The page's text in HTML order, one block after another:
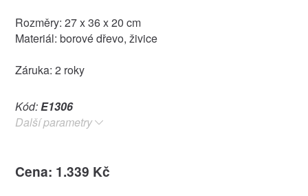
Rozměry: 27 x 36 x 20 cm
Materiál: borové dřevo, živice
Záruka: 2 roky
Kód:E1306
Další parametry
Cena: 1.339 Kč